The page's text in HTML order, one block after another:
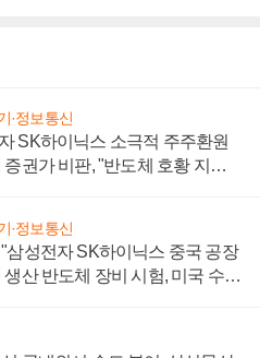
·정보통신
SK하이닉스 소극적 주주환원
증권가 비판, "반도체 호황 지속
·정보통신
삼성전자 SK하이닉스 중국 공장
생산 반도체 장비 시험, 미국 수출